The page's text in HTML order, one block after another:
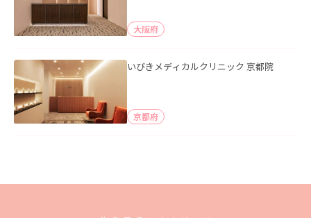
大阪府
いびきメディカルクリニック 京都院
京都府